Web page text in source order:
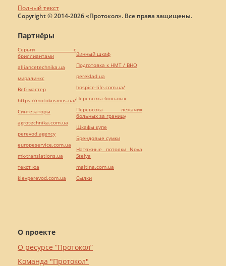
Полный текст
Copyright © 2014-2026 «Протокол». Все права защищены.
О проекте
О ресурсе “Протокол”
Команда "Протокол"
Партнёры
Серьги с
бриллиантами
alliancetechnika.ua
миралинкс
Веб мастер
https://motokosmos.ua/
Синтезаторы
agrotechnika.com.ua
perevod.agency
europeservice.com.ua
mk-translations.ua
текст юа
kievperevod.com.ua
Винный шкаф
Подготовка к НМТ / ВНО
pereklad.ua
hospice-life.com.ua/
Перевозка больных
Перевозка лежачих
больных за границу
Шкафы купе
Брендовые сумки
Натяжные потолки Nova
Stelya
maltina.com.ua
Cылки